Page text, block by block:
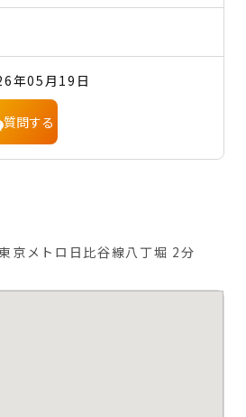
年05月19日
質問する
京メトロ日比谷線八丁堀 2分